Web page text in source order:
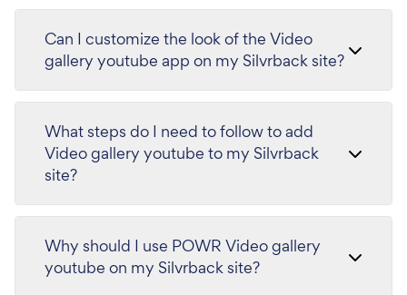
Can I customize the look of the Video
gallery youtube app on my Silvrback site?
What steps do I need to follow to add
Video gallery youtube to my Silvrback
site?
Why should I use POWR Video gallery
youtube on my Silvrback site?